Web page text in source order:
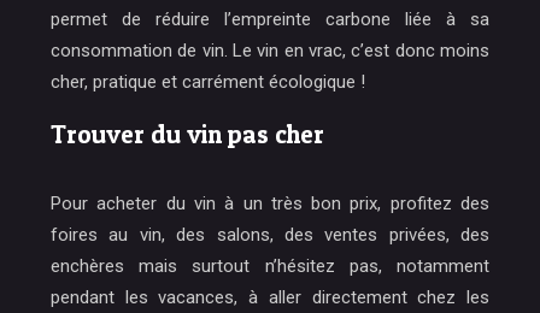
permet de réduire l’empreinte carbone liée à sa
consommation de vin. Le vin en vrac, c’est donc moins
cher, pratique et carrément écologique !
Trouver du vin pas cher
Pour acheter du vin à un très bon prix, profitez des
foires au vin, des salons, des ventes privées, des
enchères mais surtout n’hésitez pas, notamment
pendant les vacances, à aller directement chez les